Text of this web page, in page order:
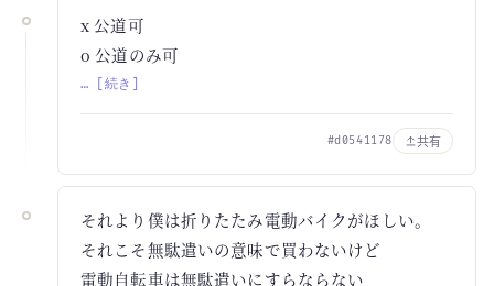
x 公道可
o 公道のみ可
… [続き]
#d0541178 共有
それより僕は折りたたみ電動バイクがほしい。
それこそ無駄遣いの意味で買わないけど
電動自転車は無駄遣いにすらならない